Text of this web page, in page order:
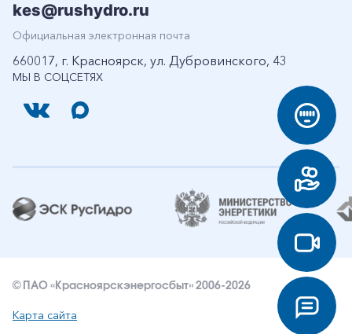
МЫ В СОЦСЕТЯХ
kes@rushydro.ru
Официальная электронная почта
660017, г. Красноярск, ул. Дубровинского, 43
© ПАО «Красноярскэнергосбыт» 2006-2026
Карта сайта